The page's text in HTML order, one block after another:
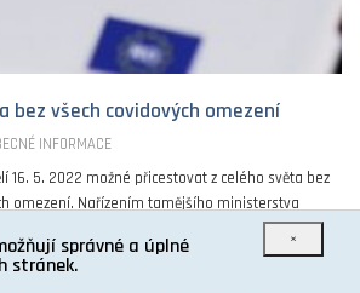
bez všech covidových omezení
INFORMACE
16. 5. 2022 možné přicestovat z celého světa bez
omezení. Nařízením tamějšího ministerstva
×
správné a úplné
stránek.